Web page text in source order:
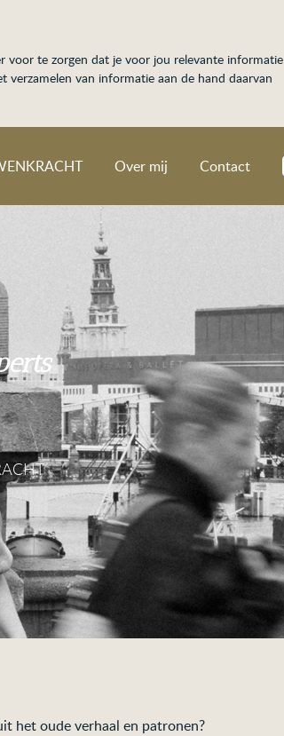
voor te zorgen dat je voor jou relevante informatie
van informatie aan de hand daarvan
Over mij Contact
het oude verhaal en patronen?